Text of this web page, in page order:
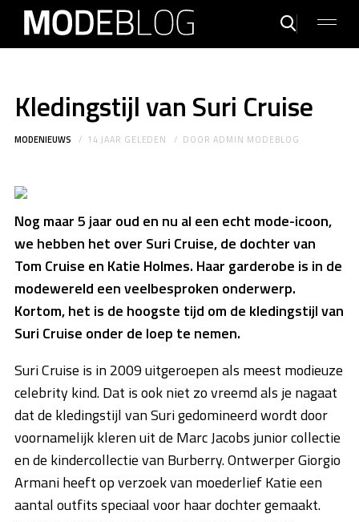
Kledingstijl van Suri Cruise
MODENIEUWS 14 JAAR GELEDEN DOORADMIN MODEBLOG
Nog maar 5 jaar oud en nu al een echt mode-icoon,
we hebben het over Suri Cruise, de dochter van
Tom Cruise en Katie Holmes. Haar garderobe is in de
modewereld een veelbesproken onderwerp.
Kortom, het is de hoogste tijd om de kledingstijl van
Suri Cruise onder de loep te nemen.
Suri Cruise is in 2009 uitgeroepen als meest modieuze
celebrity kind.Dat is ook niet zo vreemd als je nagaat
dat de kledingstijl vanSuri gedomineerd wordt door
voornamelijk kleren uit de Marc Jacobs junior collectie
en de kindercollectie van Burberry. Ontwerper Giorgio
Armani heeft op verzoek van moederlief Katie een
aantal outfits speciaal voor haar dochter gemaakt.